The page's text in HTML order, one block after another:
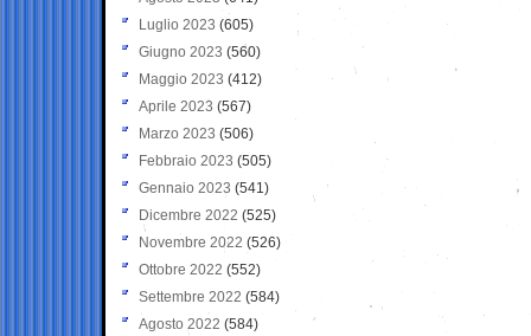
Luglio 2023 (605)
Giugno 2023 (560)
Maggio 2023 (412)
Aprile 2023 (567)
Marzo 2023 (506)
Febbraio 2023 (505)
Gennaio 2023 (541)
Dicembre 2022 (525)
Novembre 2022 (526)
Ottobre 2022 (552)
Settembre 2022 (584)
Agosto 2022 (584)